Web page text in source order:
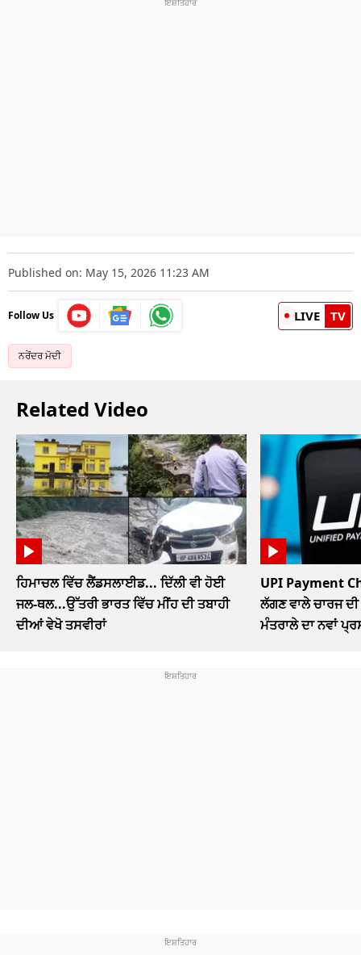
Published on: May 15, 2026 11:23 AM
Follow Us LIVE TV
ਨਰੇਂਦਰ ਮੋਦੀ
Related Video
ਹਿਮਾਚਲ ਵਿੱਚ ਲੈਂਡਸਲਾਈਡ... ਦਿੱਲੀ ਵੀ ਹੋਈ
ਜਲ-ਥਲ...ਉੱਤਰੀ ਭਾਰਤ ਵਿੱਚ ਮੀਂਹ ਦੀ ਤਬਾਹੀ
ਦੀਆਂ ਵੇਖੋ ਤਸਵੀਰਾਂ
UPI Payment
ਲੱਗਣ ਵਾਲੇ ਚਾਰਜ
ਮੰਤਰਾਲੇ ਦਾ ਨਵਾਂ